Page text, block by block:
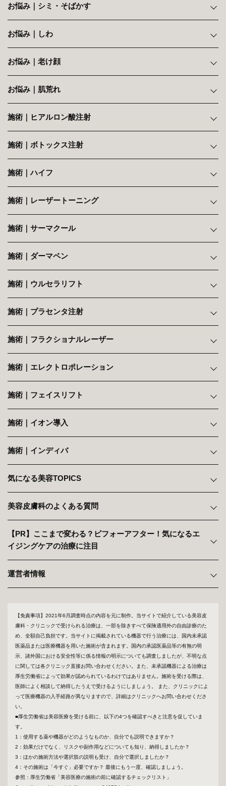
お悩み｜シミ・そばかす
お悩み｜しわ
お悩み｜老け顔
お悩み｜肌荒れ
施術｜ヒアルロン酸注射
施術｜ボトックス注射
施術｜ハイフ
施術｜レーザートーニング
施術｜サーマクール
施術｜ダーマペン
施術｜ウルセラリフト
施術｜プラセンタ注射
施術｜フラクショナルレーザー
施術｜エレクトロポレーション
施術｜フェイスリフト
施術｜イオン導入
施術｜インディバ
気になる美容TOPICS
美容皮膚科のよくある質問
【PR】ここまで変わる？ビフォーアフター！気になるエ
イジングケアの治療に注目
運営者情報
【免責事項】2021年6月調査時点の内容を元に制作。当サイトで紹介している美容皮
膚科・クリニックで受けられる治療は、一部を除きすべて保険適用外の自由診療のた
め、全額自己負担です。当サイトに掲載されている機器で行う治療には、国内未承認
医薬品または医療機器を用いた施術が含まれます。国内の承認医薬品等の有無の明
示、諸外国における安全性等に係る情報の明示についても調査しましたが、不明な点
に関しては各クリニック直接お問い合わせください。また、未承認機器による治療は
厚生労働省によって効果が認められているわけではありません。施術を受ける際は、
医師によく相談して納得したうえで受けるようにしましょう。 また、クリニックによ
って医療機器の入手経路が異なりますので、詳細はクリニックへお問い合わせくださ
い。
■厚生労働省は美容医療を受ける前に、以下の4つを確認すべきと注意を促していま
す。
1：使用する薬や機器がどのようなものか、自分でも説明できますか？
2：効果だけでなく、リスクや副作用などについても知り、納得しましたか？
3：ほかの施術方法や選択肢の説明も受け、自分で選択しましたか？
4：その施術は「今すぐ」必要ですか？ 最後にもう一度、確認しましょう。
参照：厚生労働省「美容医療の施術の前に確認するチェックリスト」